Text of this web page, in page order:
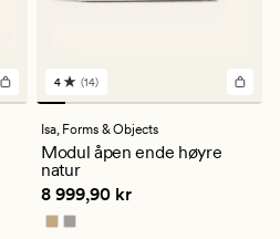
14
anmeldelser
med
en
gjennomsnittlig
vurdering
på
4
4 (14)
Isa, Forms & Objects
Modul åpen ende høyre
natur
Pris 8 999,90 kr
8 999,90 kr